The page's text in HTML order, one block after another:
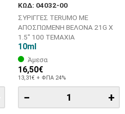
ΚΩΔ: 04032-00
ΣΥΡΙΓΓΕΣ TERUMO ΜΕ
ΑΠΟΣΠΩΜΕΝΗ ΒΕΛΟΝΑ 21G X
1.5" 100 ΤΕΜΑΧΙΑ
10ml
Άμεσα
16,50€
13,31€ + ΦΠΑ 24%
− +